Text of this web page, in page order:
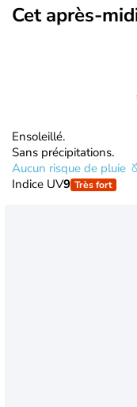
Cet après-
Ensoleillé.
Sans précipitations.
Aucun risque de pluie
Indice UV9 Très fort